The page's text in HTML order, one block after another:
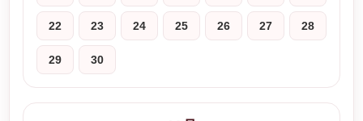
22 23 24 25 26 27 28
29 30